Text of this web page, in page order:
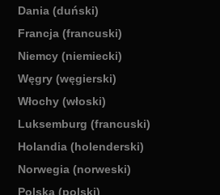
Dania (duński)
Francja (francuski)
Niemcy (niemiecki)
Węgry (węgierski)
Włochy (włoski)
Luksemburg (francuski)
Holandia (holenderski)
Norwegia (norweski)
Polska (polski)